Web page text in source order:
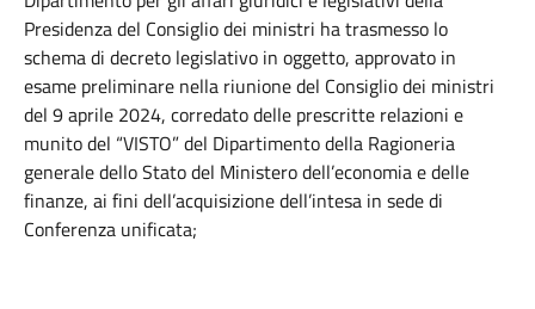
Presidenza del Consiglio dei ministri ha trasmesso lo
schema di decreto legislativo in oggetto, approvato in
esame preliminare nella riunione del Consiglio dei ministri
del 9 aprile 2024, corredato delle prescritte relazioni e
munito del “VISTO” del Dipartimento della Ragioneria
generale dello Stato del Ministero dell’economia e delle
finanze, ai fini dell’acquisizione dell’intesa in sede di
Conferenza unificata;